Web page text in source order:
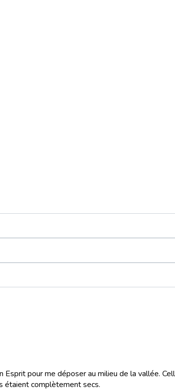
Esprit pour me déposer au milieu de la vallée.
étaient complètement secs.